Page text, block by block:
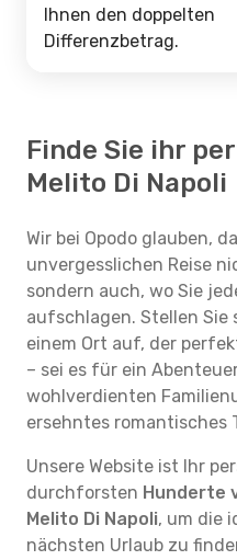
Ihnen den doppelten
Differenzbetrag.
Finde Sie ihr
Melito Di Napoli
Wir bei Opodo glauben,
unvergesslichen Reise
sondern auch, wo Sie
aufschlagen. Stellen Sie
einem Ort auf, der
– sei es für ein
wohlverdienten
ersehntes romantisches
Unsere Website ist Ihr
durchforsten Hunderte
Melito Di Napoli, um die
nächsten Urlaub zu